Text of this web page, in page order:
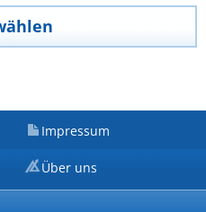
Impressum
Über uns